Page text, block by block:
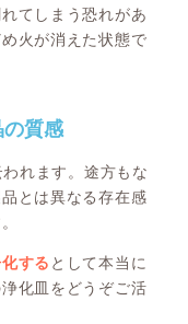
てしまう恐れがあ
火が消えた状態で
の質感
れます。途方もな
とは異なる存在感
する として本当に
化皿をどうぞご活